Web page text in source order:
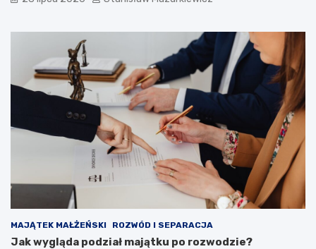
MAJĄTEK MAŁŻEŃSKI ROZWÓD I SEPARACJA
Jak wygląda podział majątku po rozwodzie?